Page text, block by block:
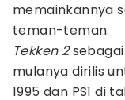
memainkannya
teman-teman.
Tekken 2
mulanya dirilis
1995 dan PS1 di